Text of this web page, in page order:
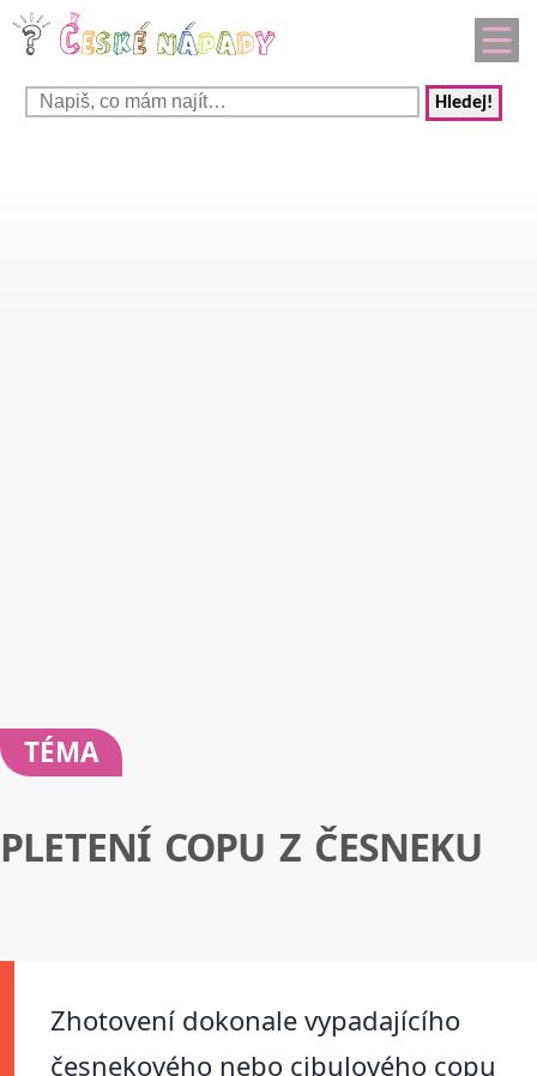
Hledej!
TÉMA
PLETENÍ COPU Z ČESNEKU
Zhotovení dokonale vypadajícího
česnekového nebo cibulového copu